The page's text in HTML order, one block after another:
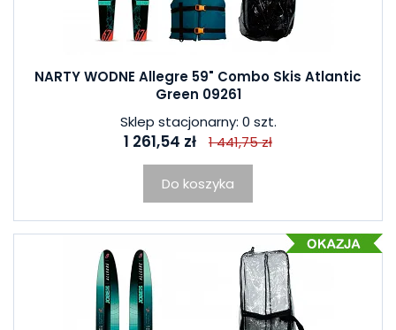
NARTY WODNE Allegre 59" Combo Skis Atlantic
Green 09261
Sklep stacjonarny: 0 szt.
1 261,54 zł 1 441,75 zł
Do koszyka